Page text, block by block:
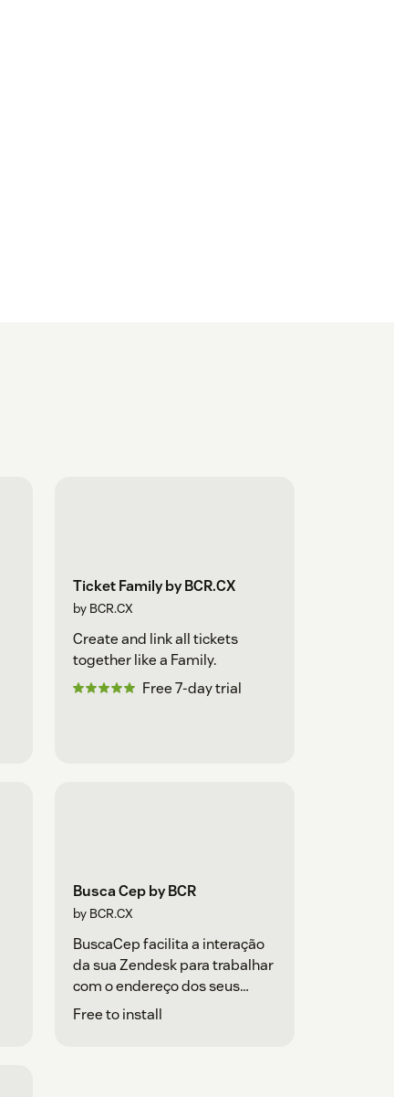
Ticket Family by BCR.CX
by BCR.CX
Create and link all tickets
together like a Family.
Free 7-day trial
Busca Cep by BCR
by BCR.CX
BuscaCep facilita a interação
da sua Zendesk para trabalhar
com o endereço dos seus
clientes.
Free to install